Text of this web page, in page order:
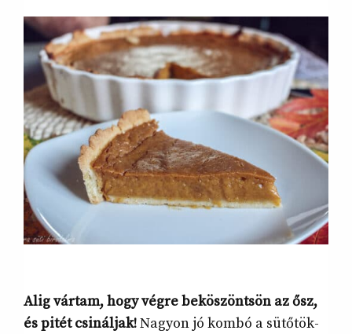
Alig vártam, hogy végre beköszöntsön az ősz,
és pitét csináljak!Nagyon jó kombó a sütőtök-